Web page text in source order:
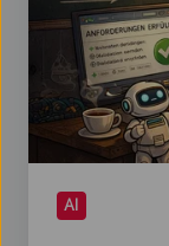
Validation
Agent
AI